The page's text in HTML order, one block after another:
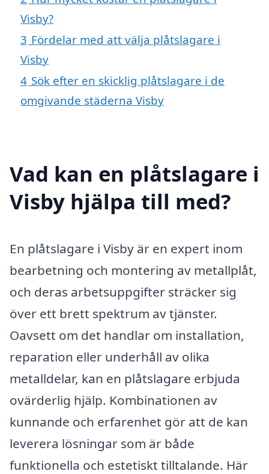
Visby?
3 Fördelar med att välja plåtslagare i
Visby
4 Sök efter en skicklig plåtslagare i de
omgivande städerna Visby
Vad kan en plåtslagare i
Visby hjälpa till med?
En plåtslagare i Visby är en expert inom
bearbetning och montering av metallplåt,
och deras arbetsuppgifter sträcker sig
över ett brett spektrum av tjänster.
Oavsett om det handlar om installation,
reparation eller underhåll av olika
metalldelar, kan en plåtslagare erbjuda
ovärderlig hjälp. Kombinationen av
kunnande och erfarenhet gör att de kan
leverera lösningar som är både
funktionella och estetiskt tilltalande. Här